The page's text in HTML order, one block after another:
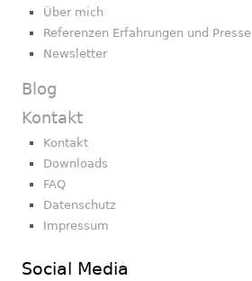
Über mich
Referenzen Erfahrungen und Presse
Newsletter
Blog
Kontakt
Kontakt
Downloads
FAQ
Datenschutz
Impressum
Social Media